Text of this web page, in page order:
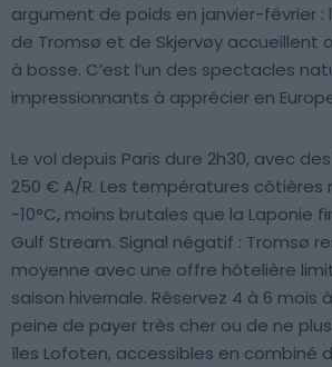
argument de poids en janvier-février :
de Tromsø et de Skjervøy accueillent
à bosse. C’est l’un des spectacles
impressionnants à apprécier en
Le vol depuis Paris dure 2h30, avec
250 € A/R. Les températures
-10°C, moins brutales que la Laponie
Gulf Stream. Signal négatif : Tromsø
moyenne avec une offre hôtelière
saison hivernale. Réservez 4 à 6 mois
peine de payer très cher ou de ne
îles Lofoten, accessibles en combiné